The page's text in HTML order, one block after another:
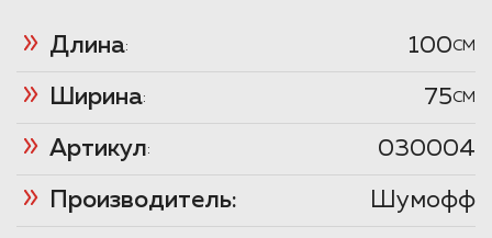
Длина: 100CM
Ширина: 75CM
Артикул: 030004
Производитель: Шумофф